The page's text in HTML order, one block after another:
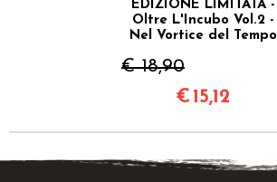
EDIZIONE LIMITATA -
Oltre L'Incubo Vol.2 -
Nel Vortice del Tempo
€ 18,90
€ 15,12